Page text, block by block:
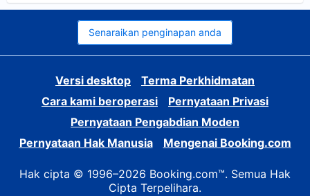
Senaraikan penginapan anda
Versi desktop
Terma Perkhidmatan
Cara kami beroperasi
Pernyataan Privasi
Pernyataan Pengabdian Moden
Pernyataan Hak Manusia
Mengenai Booking.com
Hak cipta © 1996–2026 Booking.com™. Semua Hak
Cipta Terpelihara.